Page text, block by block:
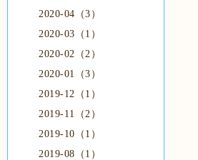
2020-04（3）
2020-03（1）
2020-02（2）
2020-01（3）
2019-12（1）
2019-11（2）
2019-10（1）
2019-08（1）